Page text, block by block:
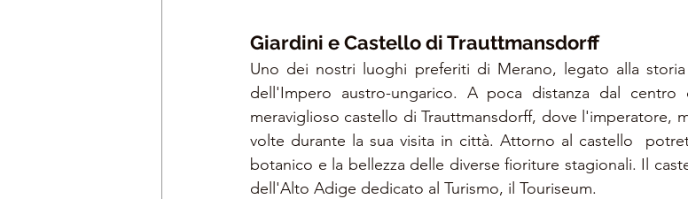
Giardini e Castello di Trauttmansdorff
Uno dei nostri luoghi preferiti di Merano, legato alla storia
dell'Impero austro-ungarico. A poca distanza dal
meraviglioso castello di Trauttmansdorff, dove l'imperatore,
volte durante la sua visita in città. Attorno al castello
botanico e la bellezza delle diverse fioriture stagionali. Il
dell'Alto Adige dedicato al Turismo, il Touriseum.